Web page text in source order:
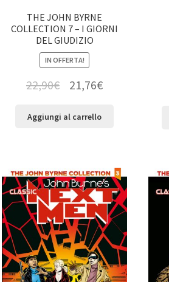
THE JOHN BYRNE
COLLECTION 7 – I GIORNI
DEL GIUDIZIO
IN OFFERTA!
22,90€ 21,76€
Aggiungi al carrello